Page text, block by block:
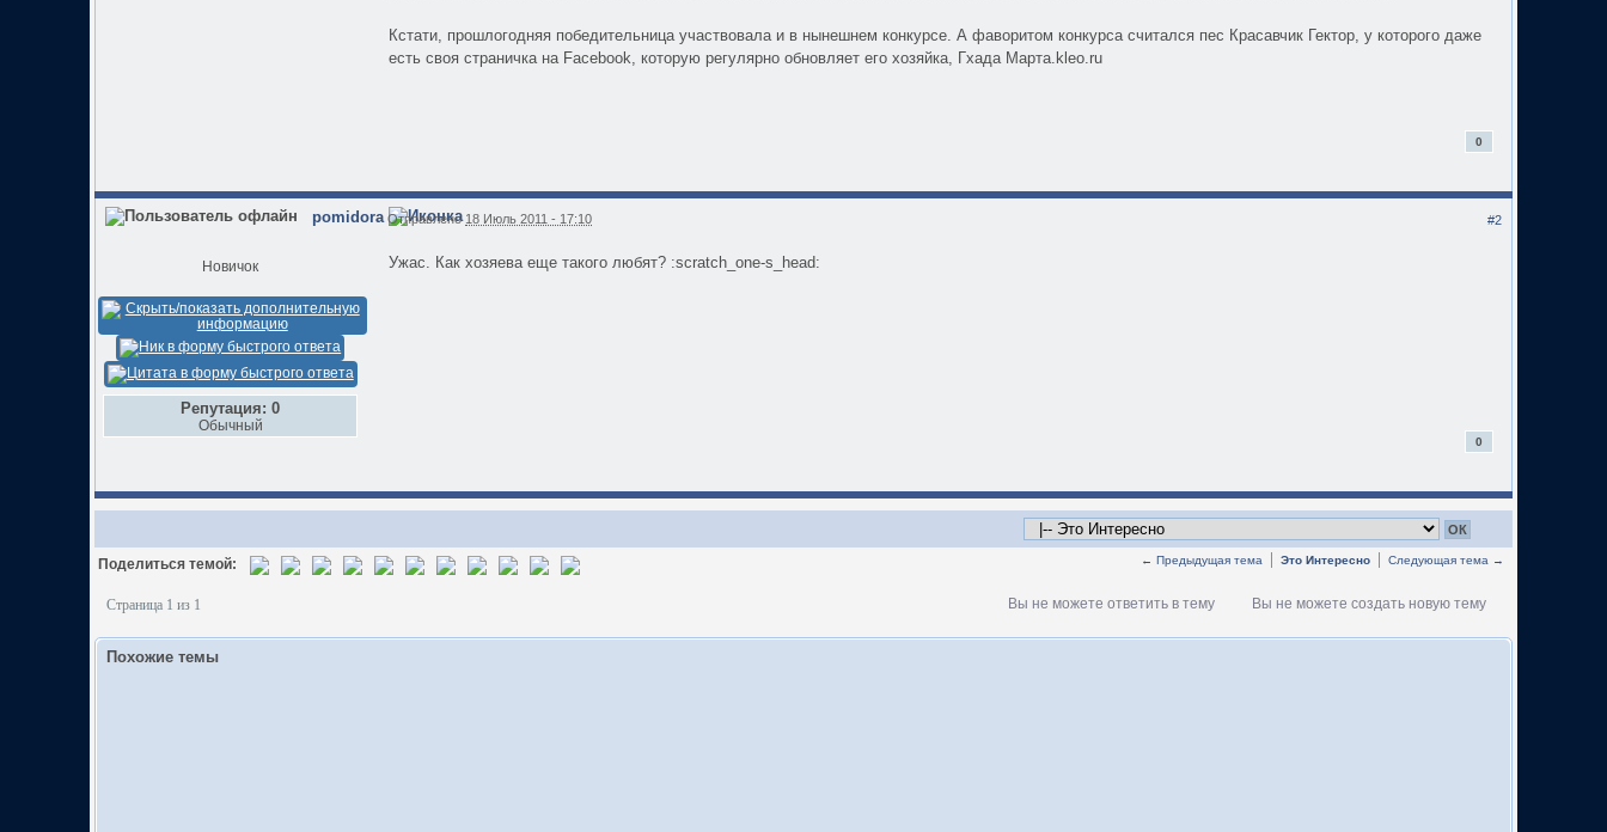
Кстати, прошлогодняя победительница участвовала и в нынешнем конкурсе. А фаворитом конкурса считался пес Красавчик Гектор, у которого даже
есть своя страничка на Facebook, которую регулярно обновляет его хозяйка, Гхада Марта.kleo.ru
0
#2
pomidora
Новичок
Репутация: 0
Обычный
Отправлено18 Июль 2011 - 17:10
Ужас. Как хозяева еще такого любят? :scratch_one-s_head:
0
← Предыдущая тема Это Интересно Следующая тема →
Поделиться темой:
Страница 1 из 1 Вы не можете создать новую тему
Вы не можете ответить в тему
Похожие темы